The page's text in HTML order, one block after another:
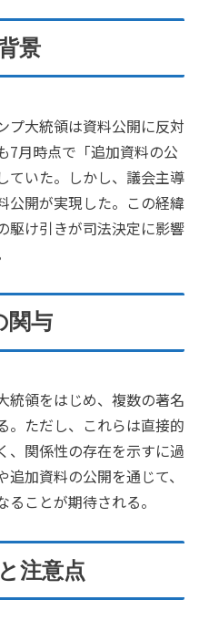
景
プ大統領は資料公開に反対
7月時点で「追加資料の公
ていた。しかし、議会主導
公開が実現した。この経緯
駆け引きが司法決定に影響
関与
統領をはじめ、複数の著名
。ただし、これらは直接的
、関係性の存在を示すに過
加資料の公開を通じて、
ことが期待される。
注意点